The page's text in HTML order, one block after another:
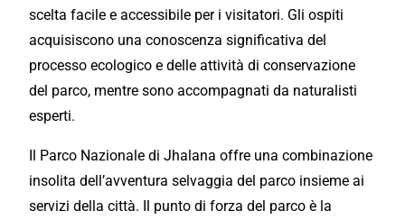
scelta facile e accessibile per i visitatori. Gli ospiti
acquisiscono una conoscenza significativa del
processo ecologico e delle attività di conservazione
del parco, mentre sono accompagnati da naturalisti
esperti.
Il Parco Nazionale di Jhalana offre una combinazione
insolita dell’avventura selvaggia del parco insieme ai
servizi della città. Il punto di forza del parco è la